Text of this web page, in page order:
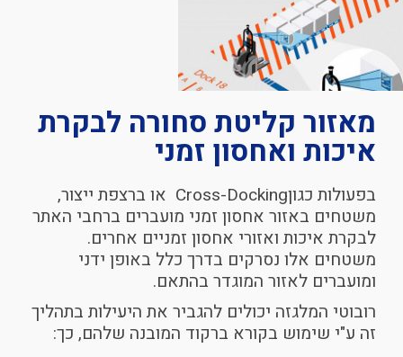
מאזור קליטת סחורה לבקרת
איכות ואחסון זמני
בפעולות כגוןCross-Docking או ברצפת ייצור,
משטחים באזור אחסון זמני מועברים ברחבי האתר
לבקרת איכות ואזורי אחסון זמניים אחרים.
משטחים אלו נסרקים בדרך כלל באופן ידני
ומועברים לאזור המוגדר בהתאם.
רובוטי המלגזה יכולים להגביר את היעילות בתהליך
זה ע"י שימוש בקורא ברקוד המובנה שלהם, כך: